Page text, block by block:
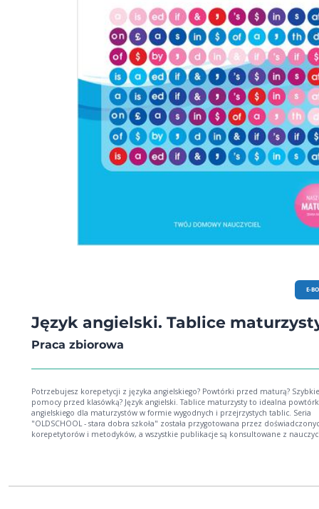
E-
Język angielski. Tablice
Praca zbiorowa
Potrzebujesz korepetycji z języka angielskiego? Powtórki przed maturą?
pomocy przed klasówką? Język angielski. Tablice maturzysty to idealna
angielskiego dla maturzystów w formie wygodnych i przejrzystych tablic. Seria
"OLDSCHOOL - stara dobra szkoła" została przygotowana przez
korepetytorów i metodyków, a wszystkie publikacje są konsultowane z
zapamiętywanie Domowe korepetycje tylko z OLDSCHOOL!